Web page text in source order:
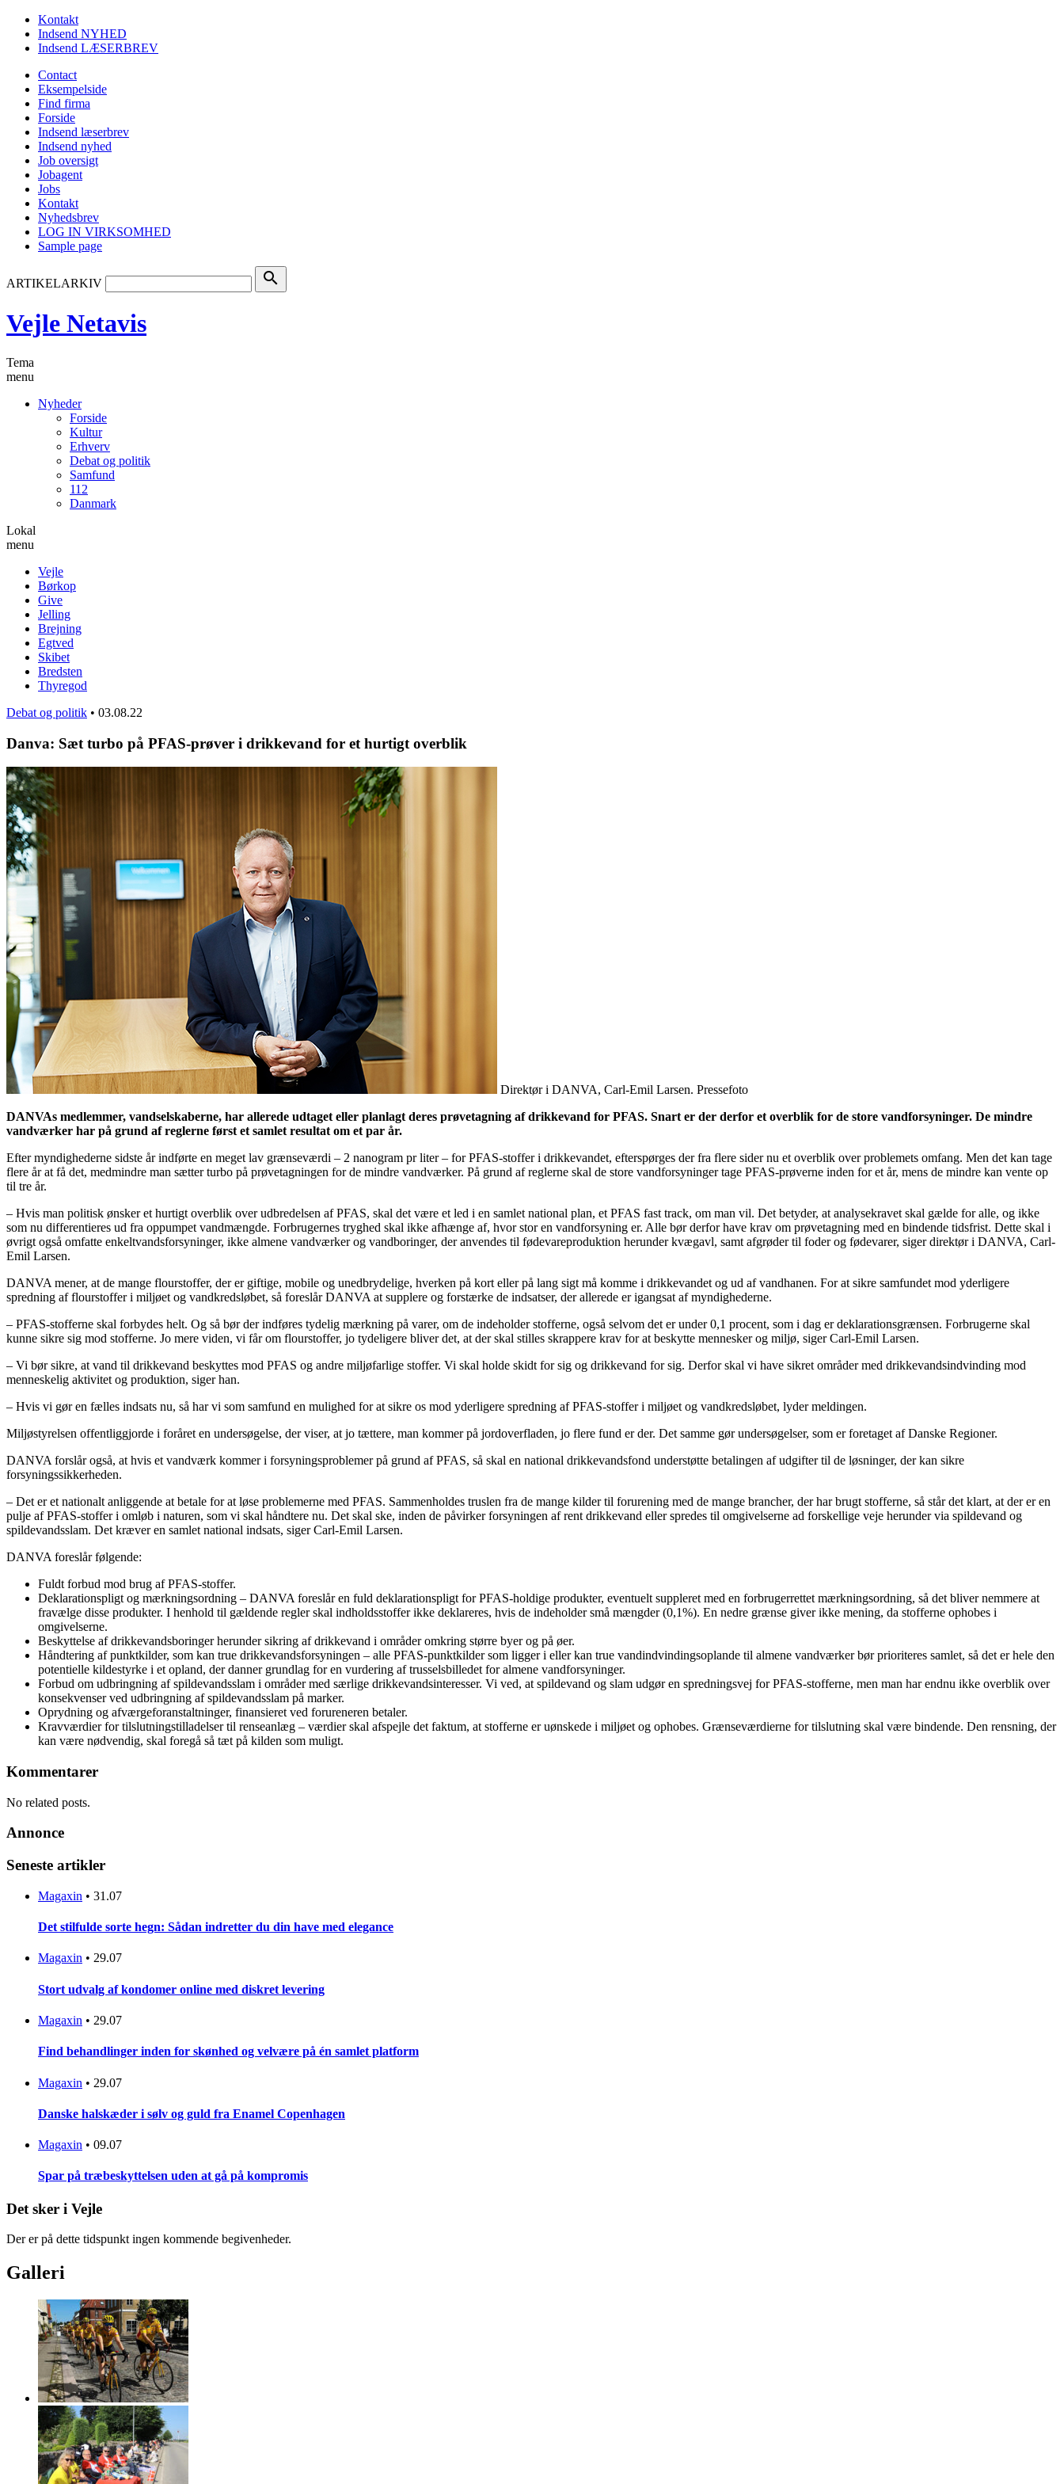
Kontakt
Indsend NYHED
Indsend LÆSERBREV
Contact
Eksempelside
Find firma
Forside
Indsend læserbrev
Indsend nyhed
Job oversigt
Jobagent
Jobs
Kontakt
Nyhedsbrev
LOG IN VIRKSOMHED
Sample page
ARTIKELARKIV search
Vejle Netavis
Tema
menu
Nyheder
Forside
Kultur
Erhverv
Debat og politik
Samfund
112
Danmark
Lokal
menu
Vejle
Børkop
Give
Jelling
Brejning
Egtved
Skibet
Bredsten
Thyregod
Debat og politik • 03.08.22
Danva: Sæt turbo på PFAS-prøver i drikkevand for et hurtigt overblik
Direktør i DANVA, Carl-Emil Larsen. Pressefoto
DANVAs medlemmer, vandselskaberne, har allerede udtaget eller planlagt deres prøvetagning af drikkevand for PFAS. Snart er der derfor et overblik for de store vandforsyninger. De mindre
vandværker har på grund af reglerne først et samlet resultat om et par år.
Efter myndighederne sidste år indførte en meget lav grænseværdi – 2 nanogram pr liter – for PFAS-stoffer i drikkevandet, efterspørges der fra flere sider nu et overblik over problemets omfang. Men det kan tage
flere år at få det, medmindre man sætter turbo på prøvetagningen for de mindre vandværker. På grund af reglerne skal de store vandforsyninger tage PFAS-prøverne inden for et år, mens de mindre kan vente op
til tre år.
– Hvis man politisk ønsker et hurtigt overblik over udbredelsen af PFAS, skal det være et led i en samlet national plan, et PFAS fast track, om man vil. Det betyder, at analysekravet skal gælde for alle, og ikke
som nu differentieres ud fra oppumpet vandmængde. Forbrugernes tryghed skal ikke afhænge af, hvor stor en vandforsyning er. Alle bør derfor have krav om prøvetagning med en bindende tidsfrist. Dette skal i
øvrigt også omfatte enkeltvandsforsyninger, ikke almene vandværker og vandboringer, der anvendes til fødevareproduktion herunder kvægavl, samt afgrøder til foder og fødevarer, siger direktør i DANVA, Carl-
Emil Larsen.
DANVA mener, at de mange flourstoffer, der er giftige, mobile og unedbrydelige, hverken på kort eller på lang sigt må komme i drikkevandet og ud af vandhanen. For at sikre samfundet mod yderligere
spredning af flourstoffer i miljøet og vandkredsløbet, så foreslår DANVA at supplere og forstærke de indsatser, der allerede er igangsat af myndighederne.
– PFAS-stofferne skal forbydes helt. Og så bør der indføres tydelig mærkning på varer, om de indeholder stofferne, også selvom det er under 0,1 procent, som i dag er deklarationsgrænsen. Forbrugerne skal
kunne sikre sig mod stofferne. Jo mere viden, vi får om flourstoffer, jo tydeligere bliver det, at der skal stilles skrappere krav for at beskytte mennesker og miljø, siger Carl-Emil Larsen.
– Vi bør sikre, at vand til drikkevand beskyttes mod PFAS og andre miljøfarlige stoffer. Vi skal holde skidt for sig og drikkevand for sig. Derfor skal vi have sikret områder med drikkevandsindvinding mod
menneskelig aktivitet og produktion, siger han.
– Hvis vi gør en fælles indsats nu, så har vi som samfund en mulighed for at sikre os mod yderligere spredning af PFAS-stoffer i miljøet og vandkredsløbet, lyder meldingen.
Miljøstyrelsen offentliggjorde i foråret en undersøgelse, der viser, at jo tættere, man kommer på jordoverfladen, jo flere fund er der. Det samme gør undersøgelser, som er foretaget af Danske Regioner.
DANVA forslår også, at hvis et vandværk kommer i forsyningsproblemer på grund af PFAS, så skal en national drikkevandsfond understøtte betalingen af udgifter til de løsninger, der kan sikre
forsyningssikkerheden.
– Det er et nationalt anliggende at betale for at løse problemerne med PFAS. Sammenholdes truslen fra de mange kilder til forurening med de mange brancher, der har brugt stofferne, så står det klart, at der er en
pulje af PFAS-stoffer i omløb i naturen, som vi skal håndtere nu. Det skal ske, inden de påvirker forsyningen af rent drikkevand eller spredes til omgivelserne ad forskellige veje herunder via spildevand og
spildevandsslam. Det kræver en samlet national indsats, siger Carl-Emil Larsen.
DANVA foreslår følgende:
Fuldt forbud mod brug af PFAS-stoffer.
Deklarationspligt og mærkningsordning – DANVA foreslår en fuld deklarationspligt for PFAS-holdige produkter, eventuelt suppleret med en forbrugerrettet mærkningsordning, så det bliver nemmere at
fravælge disse produkter. I henhold til gældende regler skal indholdsstoffer ikke deklareres, hvis de indeholder små mængder (0,1%). En nedre grænse giver ikke mening, da stofferne ophobes i
omgivelserne.
Beskyttelse af drikkevandsboringer herunder sikring af drikkevand i områder omkring større byer og på øer.
Håndtering af punktkilder, som kan true drikkevandsforsyningen – alle PFAS-punktkilder som ligger i eller kan true vandindvindingsoplande til almene vandværker bør prioriteres samlet, så det er hele den
potentielle kildestyrke i et opland, der danner grundlag for en vurdering af trusselsbilledet for almene vandforsyninger.
Forbud om udbringning af spildevandsslam i områder med særlige drikkevandsinteresser. Vi ved, at spildevand og slam udgør en spredningsvej for PFAS-stofferne, men man har endnu ikke overblik over
konsekvenser ved udbringning af spildevandsslam på marker.
Oprydning og afværgeforanstaltninger, finansieret ved forureneren betaler.
Kravværdier for tilslutningstilladelser til renseanlæg – værdier skal afspejle det faktum, at stofferne er uønskede i miljøet og ophobes. Grænseværdierne for tilslutning skal være bindende. Den rensning, der
kan være nødvendig, skal foregå så tæt på kilden som muligt.
Kommentarer
No related posts.
Annonce
Seneste artikler
Magaxin • 31.07
Det stilfulde sorte hegn: Sådan indretter du din have med elegance
Magaxin • 29.07
Stort udvalg af kondomer online med diskret levering
Magaxin • 29.07
Find behandlinger inden for skønhed og velvære på én samlet platform
Magaxin • 29.07
Danske halskæder i sølv og guld fra Enamel Copenhagen
Magaxin • 09.07
Spar på træbeskyttelsen uden at gå på kompromis
Det sker i Vejle
Der er på dette tidspunkt ingen kommende begivenheder.
Galleri